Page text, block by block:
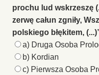
prochu lud wskrzeszę
zerwę całun zgniły,
polskiego błękitem,
a) Druga Osoba
b) Kordian
c) Pierwsza Osoba